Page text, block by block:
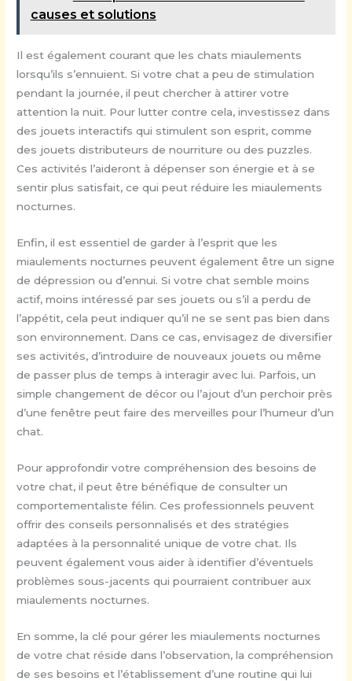
causes et solutions
Il est également courant que les chats miaulements
lorsqu’ils s’ennuient. Si votre chat a peu de stimulation
pendant la journée, il peut chercher à attirer votre
attention la nuit. Pour lutter contre cela, investissez dans
des jouets interactifs qui stimulent son esprit, comme
des jouets distributeurs de nourriture ou des puzzles.
Ces activités l’aideront à dépenser son énergie et à se
sentir plus satisfait, ce qui peut réduire les miaulements
nocturnes.
Enfin, il est essentiel de garder à l’esprit que les
miaulements nocturnes peuvent également être un signe
de dépression ou d’ennui. Si votre chat semble moins
actif, moins intéressé par ses jouets ou s’il a perdu de
l’appétit, cela peut indiquer qu’il ne se sent pas bien dans
son environnement. Dans ce cas, envisagez de diversifier
ses activités, d’introduire de nouveaux jouets ou même
de passer plus de temps à interagir avec lui. Parfois, un
simple changement de décor ou l’ajout d’un perchoir près
d’une fenêtre peut faire des merveilles pour l’humeur d’un
chat.
Pour approfondir votre compréhension des besoins de
votre chat, il peut être bénéfique de consulter un
comportementaliste félin. Ces professionnels peuvent
offrir des conseils personnalisés et des stratégies
adaptées à la personnalité unique de votre chat. Ils
peuvent également vous aider à identifier d’éventuels
problèmes sous-jacents qui pourraient contribuer aux
miaulements nocturnes.
En somme, la clé pour gérer les miaulements nocturnes
de votre chat réside dans l’observation, la compréhension
de ses besoins et l’établissement d’une routine qui lui